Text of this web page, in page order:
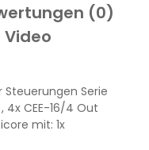
(0)
Video
Serie
4x CEE-16/4 Out
mit: 1x